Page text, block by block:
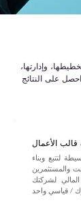
وإدارتها،
على النتائج
الأعمال
لتتبع وبناء
والمستثمرين
لشركتك
/ قياسي واحد